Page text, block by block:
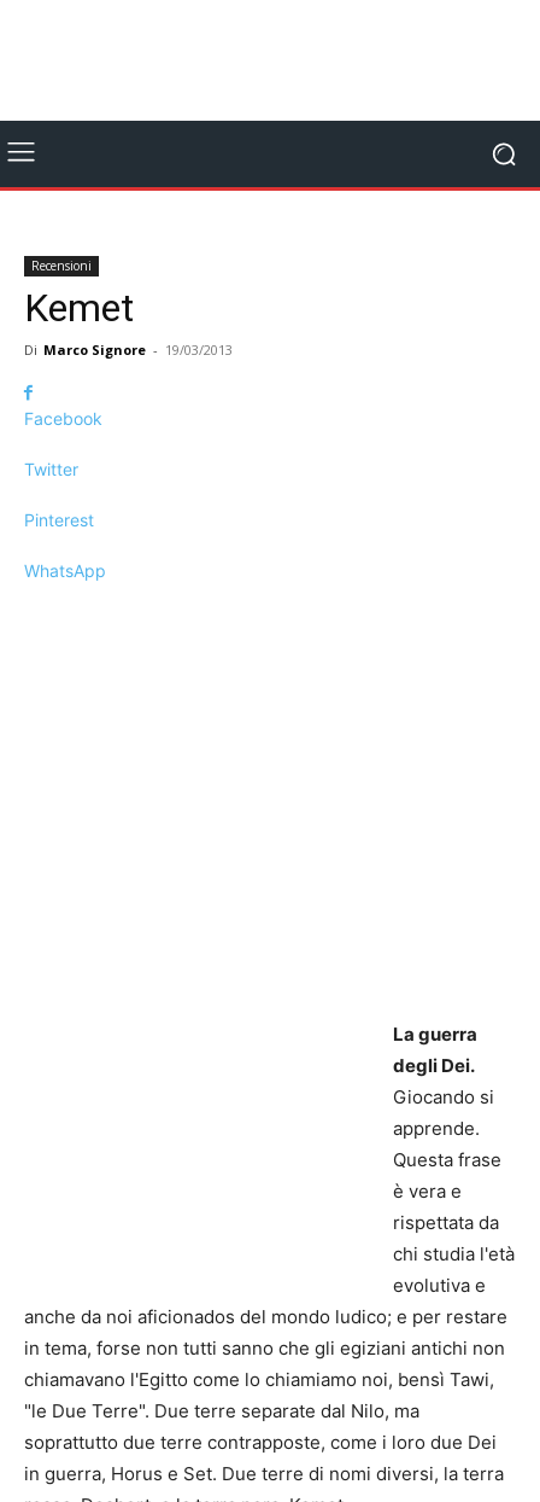
Recensioni
Kemet
Di Marco Signore - 19/03/2013
Facebook
Twitter
Pinterest
WhatsApp
La guerra
degli Dei.
Giocando si
apprende.
Questa frase
è vera e
rispettata da
chi studia l'età
evolutiva e
anche da noi aficionados del mondo ludico; e per restare
in tema, forse non tutti sanno che gli egiziani antichi non
chiamavano l'Egitto come lo chiamiamo noi, bensì Tawi,
"le Due Terre". Due terre separate dal Nilo, ma
soprattutto due terre contrapposte, come i loro due Dei
in guerra, Horus e Set. Due terre di nomi diversi, la terra